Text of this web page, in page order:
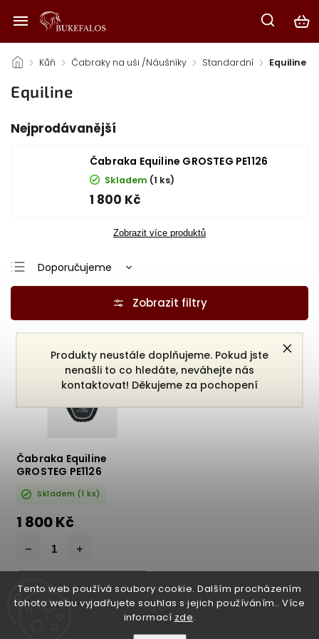
Tento web používá soubory cookie. Dalším procházením
tohoto webu vyjadřujete souhlas s jejich používáním.. Více
informací zde.
Produkty neustále doplňujeme. Pokud jste
nenašli to co hledáte, neváhejte nás
kontaktovat! Děkujeme za pochopení
/ Kůň / Čabraky na uši /Náušníky / Standardní / Equiline
Equiline
Nejprodávanější
Čabraka Equiline GROSTEG PE1126
Skladem (1 ks)
1 800 Kč
Zobrazit více produktů
Doporučujeme
Nejlevnější
Nejprodávanější
Abecedně
Čabraka Equiline
GROSTEG PE1126
Skladem (1 ks)
1 800 Kč
DO KOŠÍKU